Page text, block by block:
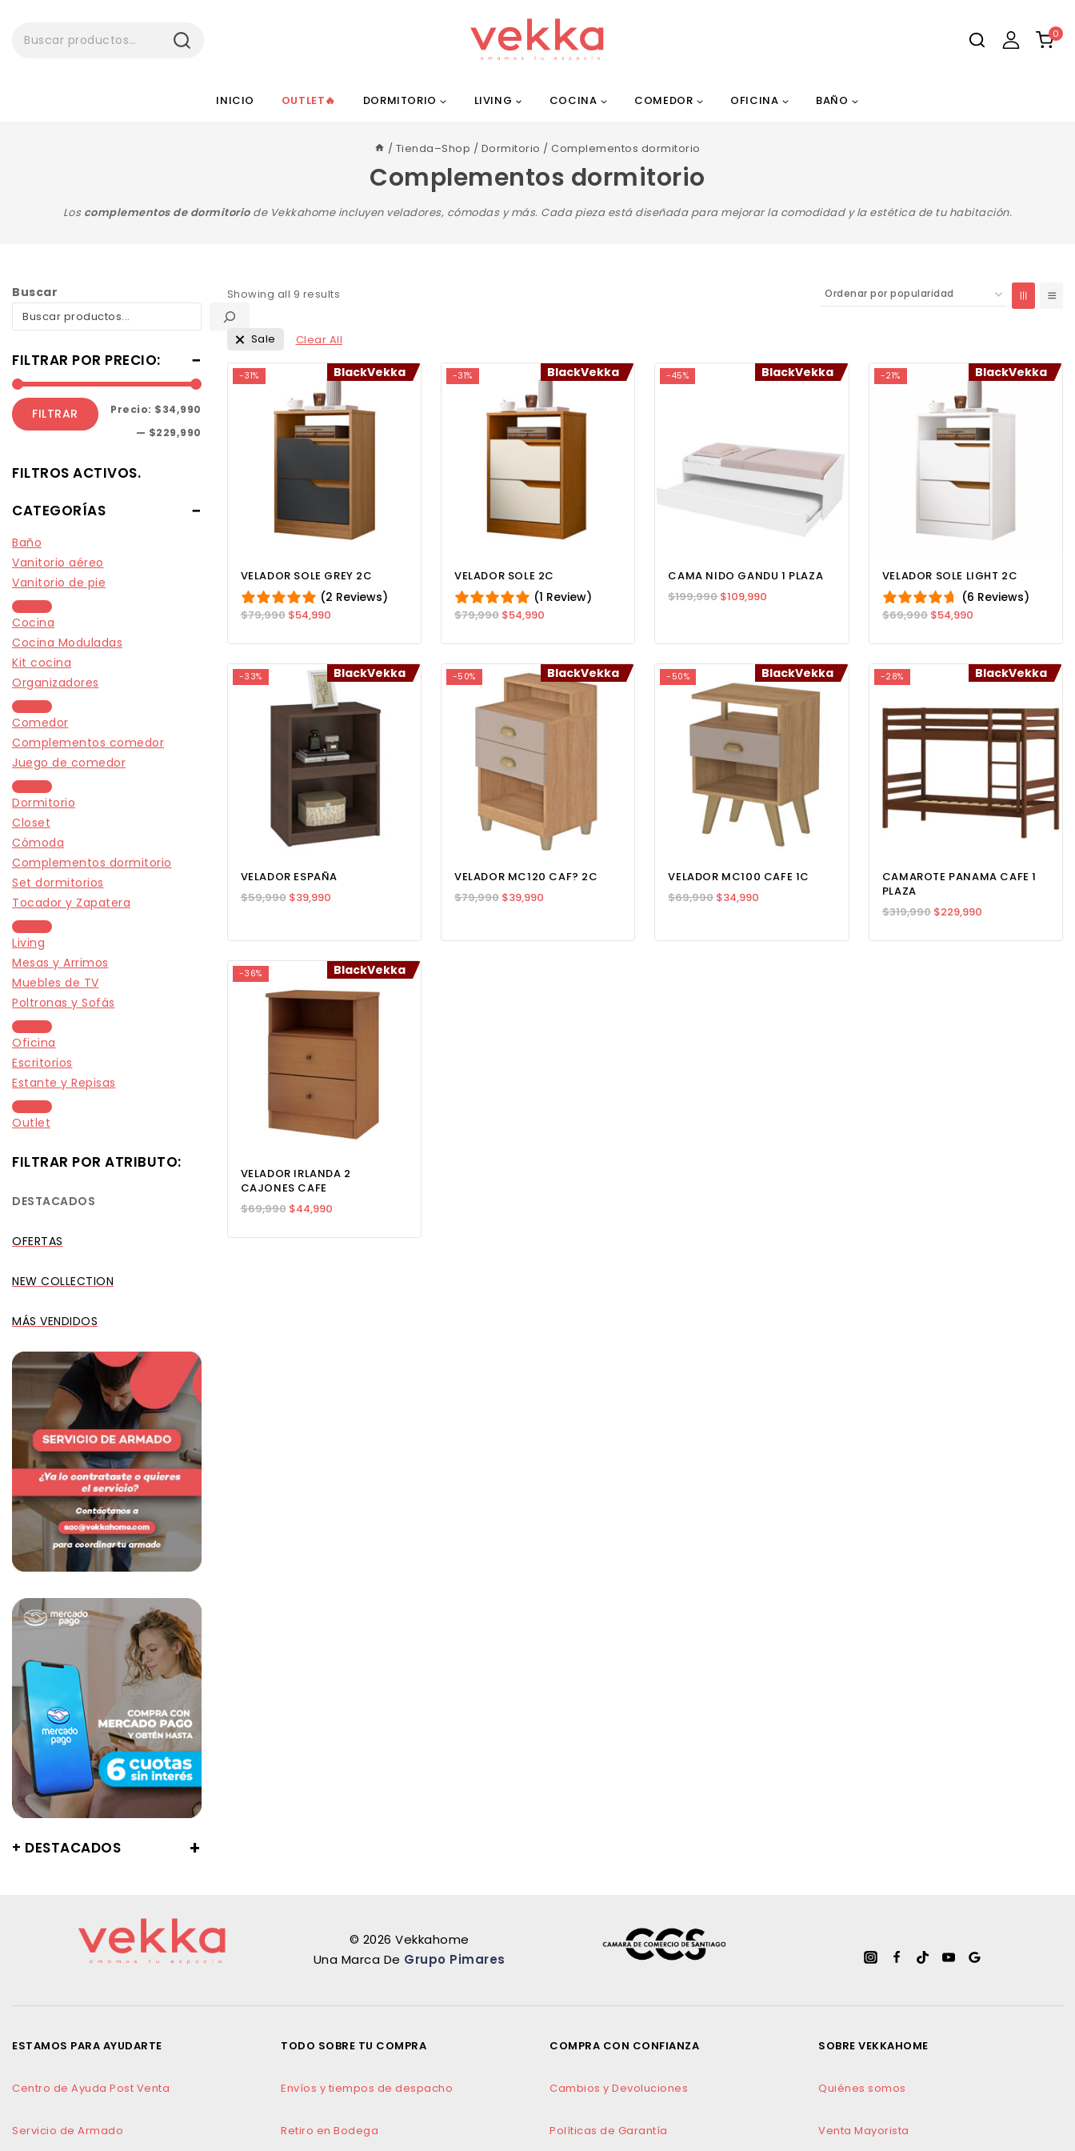
BUSCAR 0
INICIO OUTLET🔥 DORMITORIO LIVING COCINA COMEDOR OFICINA BAÑO
/ Tienda–Shop / Dormitorio / Complementos dormitorio
Complementos dormitorio
Los complementos de dormitoriode Vekkahome incluyen veladores, cómodas y más. Cada pieza está diseñada para mejorar la comodidad y la estética de tu habitación.
Showing all 9 results
Sale Clear All
-31% BlackVekka
VELADOR SOLE GREY 2C
(2 Reviews)
$79,990 $54,990
-31% BlackVekka
VELADOR SOLE 2C
(1 Review)
$79,990 $54,990
-45% BlackVekka
CAMA NIDO GANDU 1 PLAZA
$199,990$109,990
-21% BlackVekka
VELADOR SOLE LIGHT 2C
(6 Reviews)
$69,990 $54,990
-33% BlackVekka
VELADOR ESPAÑA
$59,990 $39,990
-50% BlackVekka
VELADOR MC120 CAF? 2C
$79,990 $39,990
-50% BlackVekka
VELADOR MC100 CAFE 1C
$69,990$34,990
-28% BlackVekka
CAMAROTE PANAMA CAFE 1
PLAZA
$319,990 $229,990
-36% BlackVekka
VELADOR IRLANDA 2
CAJONES CAFE
$69,990 $44,990
Buscar
FILTRAR POR PRECIO:
FILTRAR Precio: $34,990
— $229,990
FILTROS ACTIVOS.
CATEGORÍAS
Baño
Vanitorio aéreo
Vanitorio de pie
Cocina
Cocina Moduladas
Kit cocina
Organizadores
Comedor
Complementos comedor
Juego de comedor
Dormitorio
Closet
Cómoda
Complementos dormitorio
Set dormitorios
Tocador y Zapatera
Living
Mesas y Arrimos
Muebles de TV
Poltronas y Sofás
Oficina
Escritorios
Estante y Repisas
Outlet
FILTRAR POR ATRIBUTO:
DESTACADOS
OFERTAS
NEW COLLECTION
MÁS VENDIDOS
+ DESTACADOS
© 2026 Vekkahome
Una Marca De Grupo Pimares
ESTAMOS PARA AYUDARTE
Centro de Ayuda Post Venta
Servicio de Armado
TODO SOBRE TU COMPRA
Envíos y tiempos de despacho
Retiro en Bodega
COMPRA CON CONFIANZA
Cambios y Devoluciones
Políticas de Garantía
SOBRE VEKKAHOME
Quiénes somos
Venta Mayorista